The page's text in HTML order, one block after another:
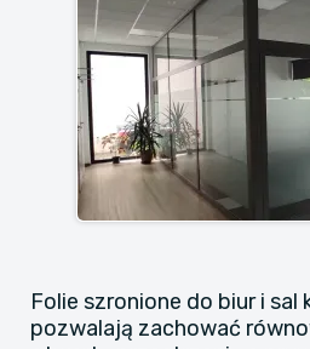
Folie szronione do biur i
pozwalają zachować